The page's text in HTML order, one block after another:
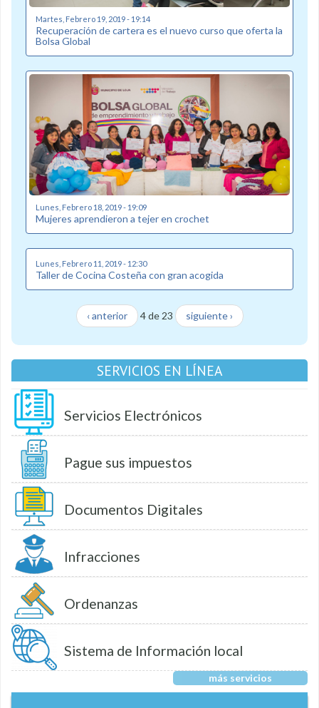
Martes, Febrero 19, 2019 - 19:14
Recuperación de cartera es el nuevo curso que oferta la
Bolsa Global
Lunes, Febrero 18, 2019 - 19:09
Mujeres aprendieron a tejer en crochet
Lunes, Febrero 11, 2019 - 12:30
Taller de Cocina Costeña con gran acogida
‹ anterior 4 de 23 siguiente ›
SERVICIOS EN LÍNEA
Servicios Electrónicos
Pague sus impuestos
Documentos Digitales
Infracciones
Ordenanzas
Sistema de Información local
más servicios